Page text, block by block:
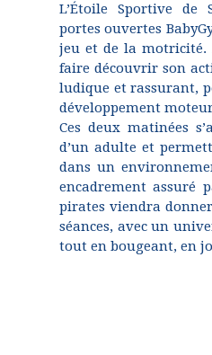
L’Étoile Sportive de
portes ouvertes
jeu et de la motricité.
faire découvrir son
ludique et rassurant,
développement
Ces deux matinées
d’un adulte et
dans un
encadrement assuré
pirates viendra
séances, avec un
tout en bougeant, en